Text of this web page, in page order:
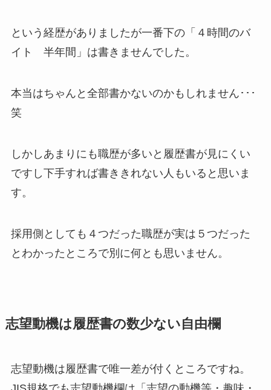
という経歴がありましたが一番下の「４時間のバ
イト 半年間」は書きませんでした。
本当はちゃんと全部書かないのかもしれません･･･
笑
しかしあまりにも職歴が多いと履歴書が見にくい
ですし下手すれば書ききれない人もいると思いま
す。
採用側としても４つだった職歴が実は５つだった
とわかったところで別に何とも思いません。
志望動機は履歴書の数少ない自由欄
志望動機は履歴書で唯一差が付くところですね。